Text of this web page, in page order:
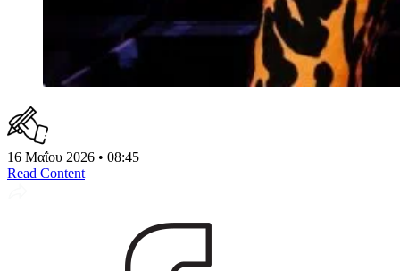
16 Μαΐου 2026 • 08:45
Read Content